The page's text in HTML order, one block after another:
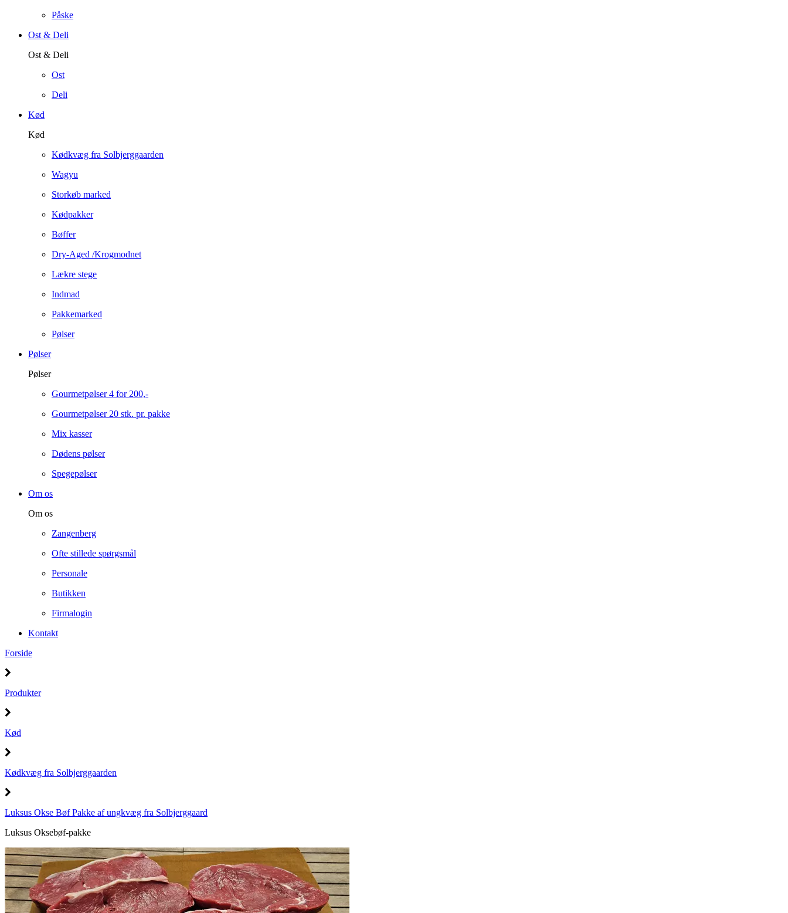
Påske
Ost & Deli
Ost & Deli
Ost
Deli
Kød
Kød
Kødkvæg fra Solbjerggaarden
Wagyu
Storkøb marked
Kødpakker
Bøffer
Dry-Aged /Krogmodnet
Lækre stege
Indmad
Pakkemarked
Pølser
Pølser
Pølser
Gourmetpølser 4 for 200,-
Gourmetpølser 20 stk. pr. pakke
Mix kasser
Dødens pølser
Spegepølser
Om os
Om os
Zangenberg
Ofte stillede spørgsmål
Personale
Butikken
Firmalogin
Kontakt
Forside
Produkter
Kød
Kødkvæg fra Solbjerggaarden
Luksus Okse Bøf Pakke af ungkvæg fra Solbjerggaard
Luksus Oksebøf-pakke